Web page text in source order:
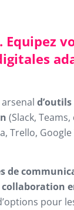
Equipez
d’outils
(Slack,
Trello,
de
collaboration
pour